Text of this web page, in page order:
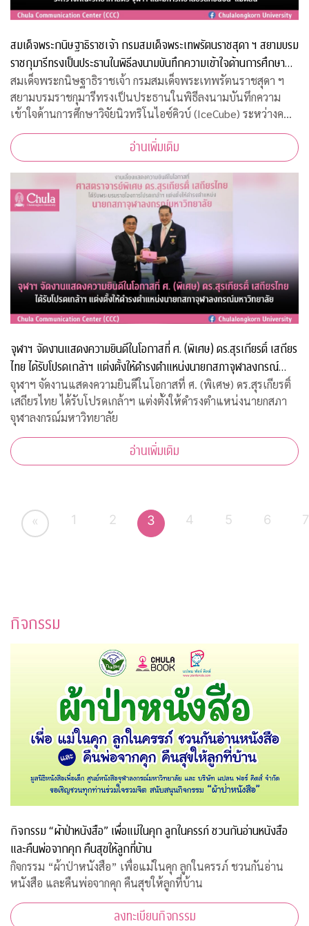
สมเด็จพระกนิษฐาธิราชเจ้า กรมสมเด็จพระเทพรัตนราชสุดา ฯ สยามบรม
ราชกุมารีทรงเป็นประธานในพิธีลงนามบันทึกความเข้าใจด้านการศึกษา
วิจัยนิวทริโนไอซ์คิวบ์ (IceCube) ระหว่างคณะวิทยาศาสตร์ จุฬาฯ และ
มหาวิทยาลัยวิสคอนซิน-แมดิสัน
สมเด็จพระกนิษฐาธิราชเจ้า กรมสมเด็จพระเทพรัตนราชสุดา ฯ
สยามบรมราชกุมารีทรงเป็นประธานในพิธีลงนามบันทึกความ
เข้าใจด้านการศึกษาวิจัยนิวทริโนไอซ์คิวบ์ (IceCube) ระหว่างคณะ
วิทยาศาสตร์ จุฬาฯ และมหาวิทยาลัยวิสคอนซิน-แมดิสัน
อ่านเพิ่มเติม
จุฬาฯ จัดงานแสดงความยินดีในโอกาสที่ ศ. (พิเศษ) ดร.สุรเกียรติ์ เสถียร
ไทย ได้รับโปรดเกล้าฯ แต่งตั้งให้ดำรงตำแหน่งนายกสภาจุฬาลงกรณ์
มหาวิทยาลัย
จุฬาฯ จัดงานแสดงความยินดีในโอกาสที่ ศ. (พิเศษ) ดร.สุรเกียรติ์
เสถียรไทย ได้รับโปรดเกล้าฯ แต่งตั้งให้ดำรงตำแหน่งนายกสภา
จุฬาลงกรณ์มหาวิทยาลัย
อ่านเพิ่มเติม
« 1 2 3 4 5 6 7
กิจกรรม
กิจกรรม “ผ้าป่าหนังสือ” เพื่อแม่ในคุก ลูกในครรภ์ ชวนกันอ่านหนังสือ
และคืนพ่อจากคุก คืนสุขให้ลูกที่บ้าน
กิจกรรม “ผ้าป่าหนังสือ” เพื่อแม่ในคุก ลูกในครรภ์ ชวนกันอ่าน
หนังสือ และคืนพ่อจากคุก คืนสุขให้ลูกที่บ้าน
ลงทะเบียนกิจกรรม